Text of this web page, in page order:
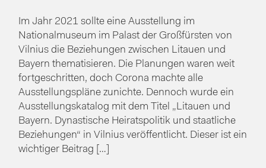
Im Jahr 2021 sollte eine Ausstellung im
Nationalmuseum im Palast der Großfürsten von
Vilnius die Beziehungen zwischen Litauen und
Bayern thematisieren. Die Planungen waren weit
fortgeschritten, doch Corona machte alle
Ausstellungspläne zunichte. Dennoch wurde ein
Ausstellungskatalog mit dem Titel „Litauen und
Bayern. Dynastische Heiratspolitik und staatliche
Beziehungen“ in Vilnius veröffentlicht. Dieser ist ein
wichtiger Beitrag […]